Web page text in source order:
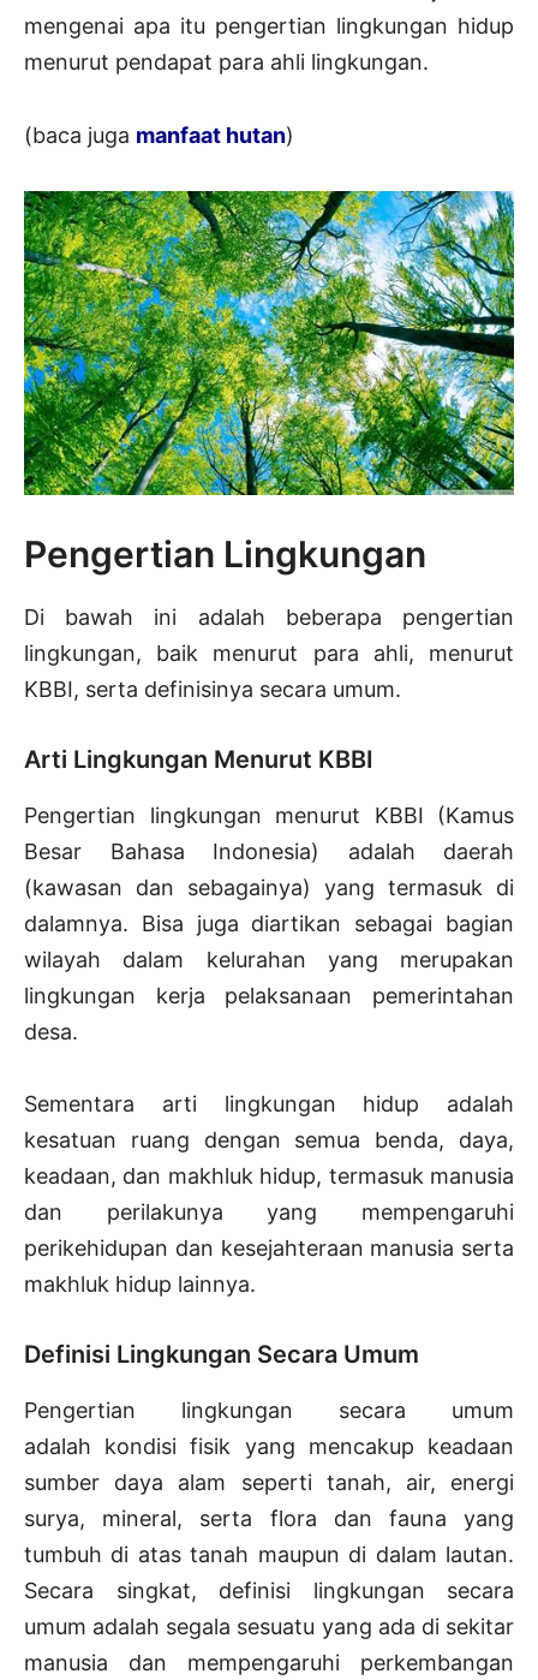
mengenai apa itu pengertian lingkungan hidup
menurut pendapat para ahli lingkungan.
(baca juga manfaat hutan)
Pengertian Lingkungan
Di bawah ini adalah beberapa pengertian
lingkungan, baik menurut para ahli, menurut
KBBI, serta definisinya secara umum.
Arti Lingkungan Menurut KBBI
Pengertian lingkungan menurut KBBI (Kamus
Besar Bahasa Indonesia) adalah daerah
(kawasan dan sebagainya) yang termasuk di
dalamnya. Bisa juga diartikan sebagai bagian
wilayah dalam kelurahan yang merupakan
lingkungan kerja pelaksanaan pemerintahan
desa.
Sementara arti lingkungan hidup adalah
kesatuan ruang dengan semua benda, daya,
keadaan, dan makhluk hidup, termasuk manusia
dan perilakunya yang mempengaruhi
perikehidupan dan kesejahteraan manusia serta
makhluk hidup lainnya.
Definisi Lingkungan Secara Umum
Pengertian lingkungan secara umum
adalah kondisi fisik yang mencakup keadaan
sumber daya alam seperti tanah, air, energi
surya, mineral, serta flora dan fauna yang
tumbuh di atas tanah maupun di dalam lautan.
Secara singkat, definisi lingkungan secara
umum adalah segala sesuatu yang ada di sekitar
manusia dan mempengaruhi perkembangan